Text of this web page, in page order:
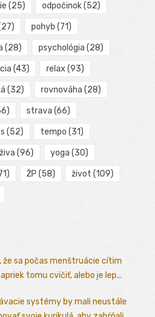
(25) odpočinok(52)
pohyb (71)
(28) psychológia (28)
(43) relax (93)
(32) rovnováha (28)
strava (66)
(52) tempo (31)
(96) yoga (30)
ŽP (58) život (109)
že sa počas menštruácie cítim
tomu cvičiť, alebo je lep...
systémy by mali neustále